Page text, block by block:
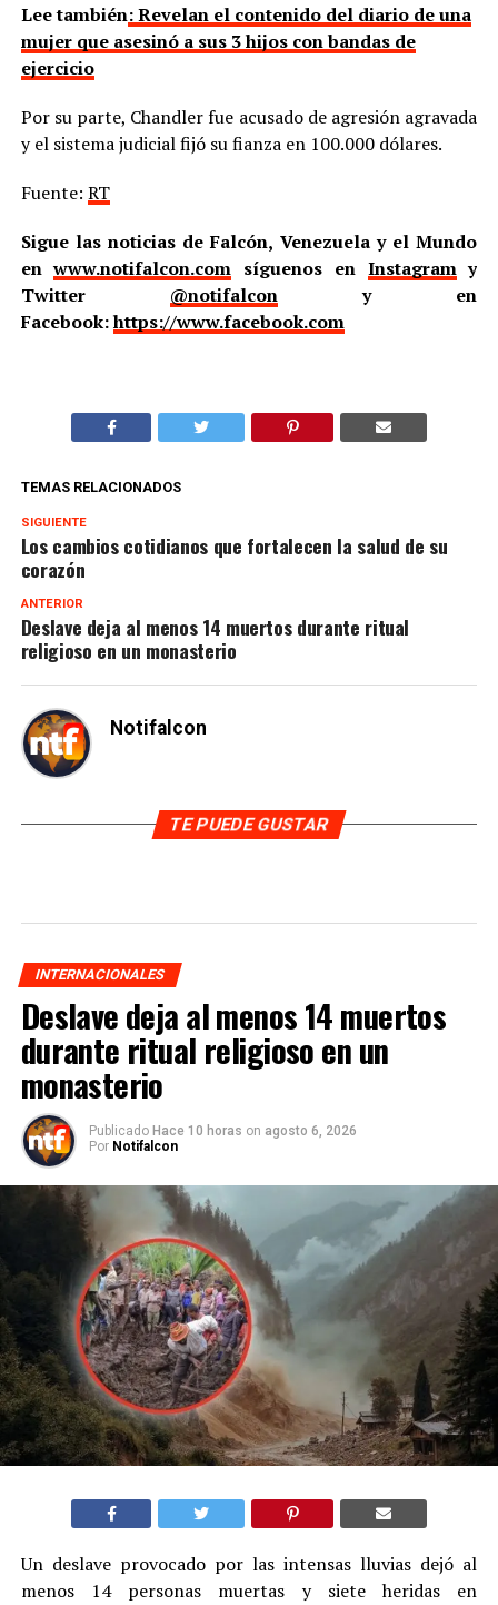
Lee también: Revelan el contenido del diario de una
mujer que asesinó a sus 3 hijos con bandas de
ejercicio
Por su parte, Chandler fue acusado de agresión agravada
y el sistema judicial fijó su fianza en 100.000 dólares.
Fuente: RT
Sigue las noticias de Falcón, Venezuela y el Mundo
enwww.notifalcon.com síguenos en Instagramy
Twitter @notifalcony en
Facebook:https://www.facebook.com
TEMAS RELACIONADOS
SIGUIENTE
Los cambios cotidianos que fortalecen la salud de su
corazón
ANTERIOR
Deslave deja al menos 14 muertos durante ritual
religioso en un monasterio
Notifalcon
TE PUEDE GUSTAR
INTERNACIONALES
Deslave deja al menos 14 muertos
durante ritual religioso en un
monasterio
Publicado Hace 10 horas on agosto 6, 2026
Por Notifalcon
Un deslave provocado por las intensas lluvias dejó al
menos 14 personas muertas y siete heridas en